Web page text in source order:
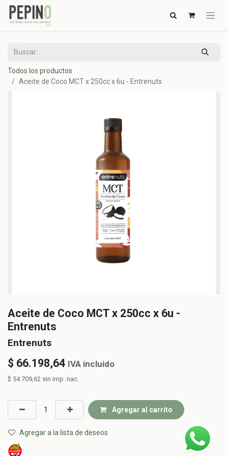
Todos los productos
Aceite de Coco MCT x 250cc x 6u - Entrenuts
Aceite de Coco MCT x 250cc x 6u -
Entrenuts
Entrenuts
$ 66.198,64 IVA incluido
$ 54.709,62 sin imp. nac.
Agregar al carrito
Agregar a la lista de deseos